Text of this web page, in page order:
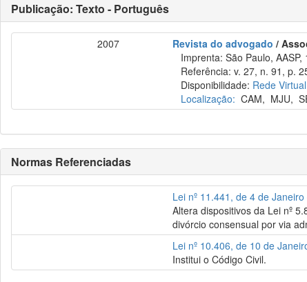
Publicação: Texto - Português
2007 Revista do advogado /
Imprenta: São Paulo, AASP,
Referência: v. 27, n. 91, p.
Disponibilidade: Rede
Localização: CAM, MJU,
Normas Referenciadas
Lei nº 11.441, de 4 de
Altera dispositivos da Lei nº
divórcio consensual por via
Lei nº 10.406, de 10 de
Institui o Código Civil.